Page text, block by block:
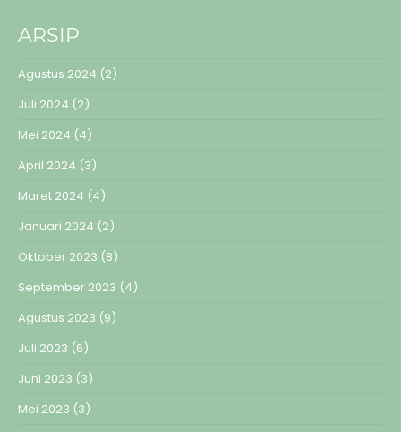
ARSIP
Agustus 2024 (2)
Juli 2024 (2)
Mei 2024 (4)
April 2024 (3)
Maret 2024 (4)
Januari 2024 (2)
Oktober 2023 (8)
September 2023 (4)
Agustus 2023 (9)
Juli 2023 (6)
Juni 2023 (3)
Mei 2023 (3)